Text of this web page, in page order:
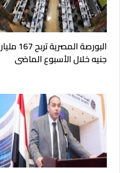
البورصة المصرية تربح 167 مليار
جنيه خلال الأسبوع الماضى